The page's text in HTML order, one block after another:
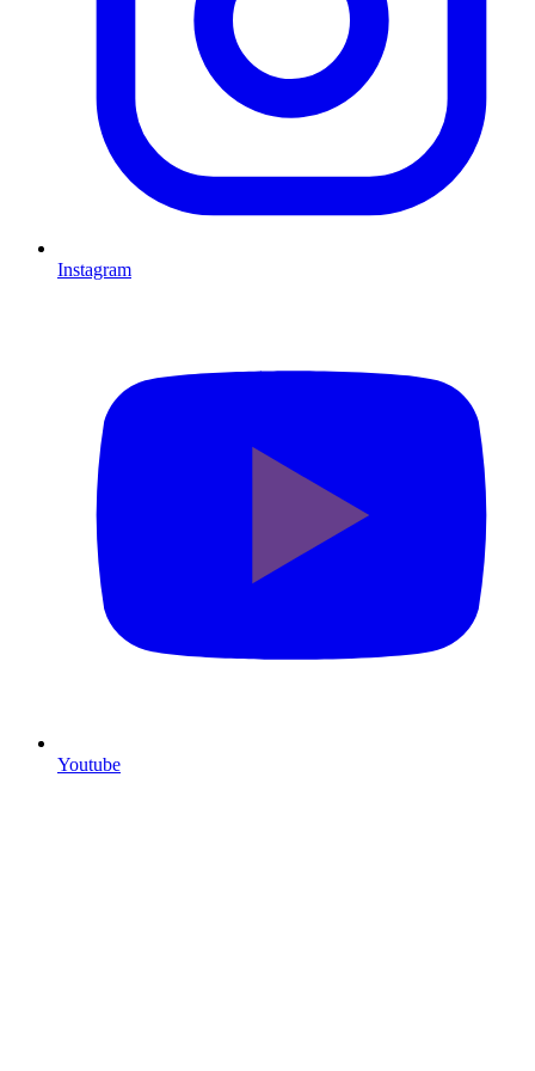
Instagram
Youtube